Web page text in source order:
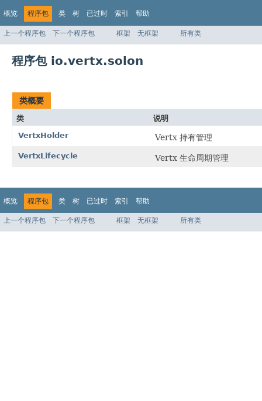
概览 程序包 类 树 已过时 索引 帮助
上一个程序包 下一个程序包 框架 无框架 所有类
程序包 io.vertx.solon
类概要
类
说明
VertxHolder
Vertx 持有管理
VertxLifecycle Vertx 生命周期管理
概览 程序包 类 树 已过时 索引 帮助
上一个程序包 下一个程序包 框架 无框架 所有类